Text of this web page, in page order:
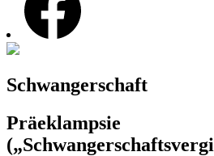
Schwangerschaft
Präeklampsie